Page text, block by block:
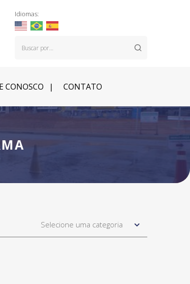
Idiomas:
CONOSCO CONTATO
Selecione uma categoria